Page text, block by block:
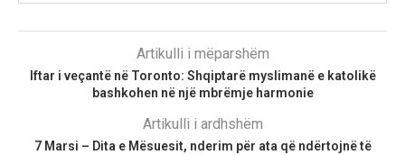
Artikulli i mëparshëm
Iftar i veçantë në Toronto: Shqiptarë myslimanë e katolikë
bashkohen në një mbrëmje harmonie
Artikulli i ardhshëm
7 Marsi – Dita e Mësuesit, nderim për ata që ndërtojnë të